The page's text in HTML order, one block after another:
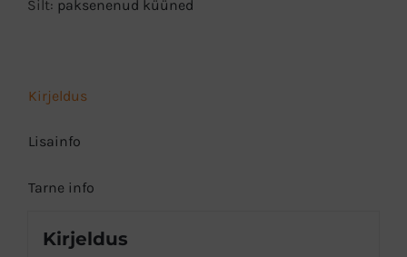
kogus
Silt: paksenenud küüned
Kirjeldus
Lisainfo
Tarne info
Kirjeldus